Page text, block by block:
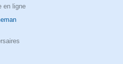
en ligne